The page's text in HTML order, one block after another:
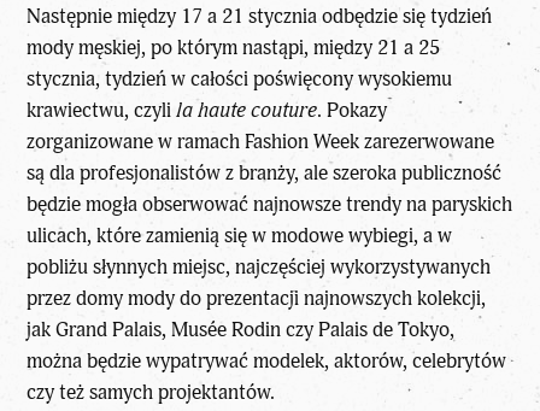
Następnie między 17 a 21 stycznia odbędzie się tydzień
mody męskiej, po którym nastąpi, między 21 a 25
stycznia, tydzień w całości poświęcony wysokiemu
krawiectwu, czylila haute couture. Pokazy
zorganizowane w ramach Fashion Week zarezerwowane
są dla profesjonalistów z branży, ale szeroka publiczność
będzie mogła obserwować najnowsze trendy na paryskich
ulicach, które zamienią się w modowe wybiegi, a w
pobliżu słynnych miejsc, najczęściej wykorzystywanych
przez domy mody do prezentacji najnowszych kolekcji,
jak Grand Palais, Musée Rodin czy Palais de Tokyo,
można będzie wypatrywać modelek, aktorów, celebrytów
czy też samych projektantów.